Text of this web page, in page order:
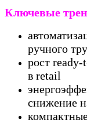
Ключевые
ручного
рост ready-
в retail
снижение